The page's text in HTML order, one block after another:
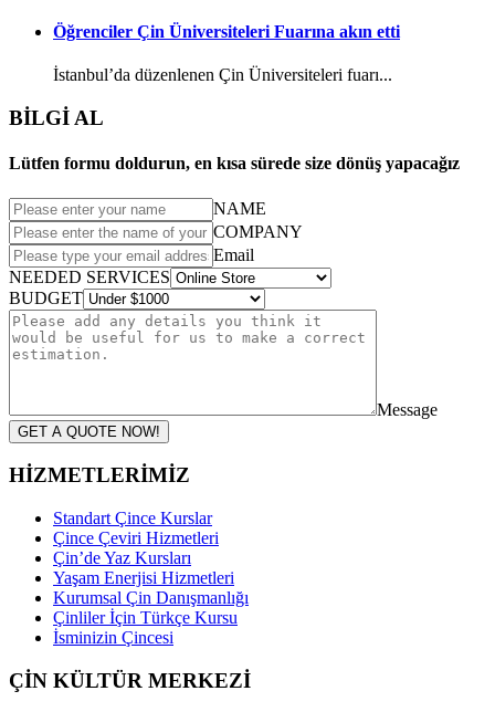
Öğrenciler Çin Üniversiteleri Fuarına akın etti
İstanbul’da düzenlenen Çin Üniversiteleri fuarı...
BİLGİ AL
Lütfen formu doldurun, en kısa sürede size dönüş yapacağız
NAME
COMPANY
Email
NEEDED SERVICES
BUDGET
Message
GET A QUOTE NOW!
HİZMETLERİMİZ
Standart Çince Kurslar
Çince Çeviri Hizmetleri
Çin’de Yaz Kursları
Yaşam Enerjisi Hizmetleri
Kurumsal Çin Danışmanlığı
Çinliler İçin Türkçe Kursu
İsminizin Çincesi
ÇİN KÜLTÜR MERKEZİ